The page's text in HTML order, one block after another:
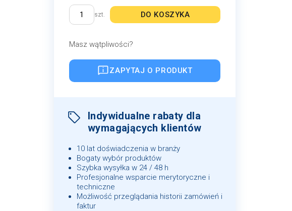
szt. DO KOSZYKA
Masz wątpliwości?
ZAPYTAJ O PRODUKT
Indywidualne rabaty dla
wymagających klientów
10 lat doświadczenia w branży
Bogaty wybór produktów
Szybka wysyłka w 24 / 48 h
Profesjonalne wsparcie merytoryczne i
techniczne
Możliwość przeglądania historii zamówień i
faktur